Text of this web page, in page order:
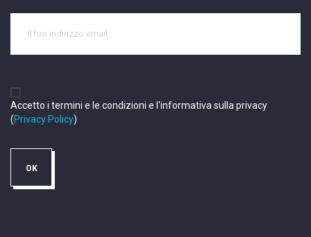
Accetto i termini e le condizioni e l'informativa sulla privacy
(Privacy Policy)